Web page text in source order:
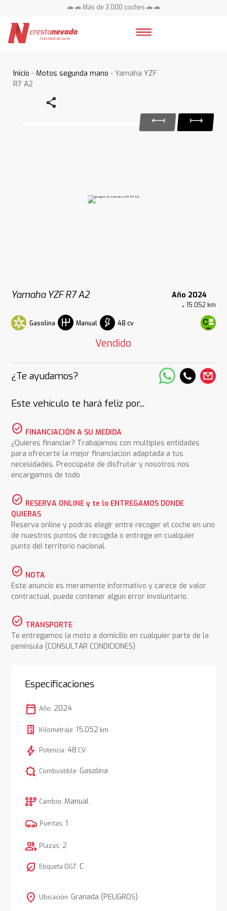
🚗 🚗 Más de 3.000 coches 🚗 🚗
Inicio -Motos segunda mano - Yamaha YZF
R7 A2
Share
Yamaha YZF R7 A2 Año 2024
15.052 km
Gasolina Manual 48 cv
Vendido
¿Te ayudamos?
Este vehículo te hará feliz por...
check_circle FINANCIACIÓN A SU MEDIDA
¿Quieres financiar? Trabajamos con multiples entidades
para ofrecerte la mejor financiación adaptada a tus
necesidades. Preocúpate de disfrutar y nosotros nos
encargamos de todo
check_circle RESERVA ONLINE y te lo ENTREGAMOS DONDE
QUIERAS
Reserva online y podrás elegir entre recoger el coche en uno
de nuestros puntos de recogida o entrega en cualquier
punto del territorio nacional.
check_circle NOTA
Este anuncio es meramente informativo y carece de valor
contractual, puede contener algún error involuntario.
check_circle TRANSPORTE
Te entregamos la moto a domicilio en cualquier parte de la
península (CONSULTAR CONDICIONES)
Especificaciones
calendar_today Año: 2024
Kilometraje: 15.052 km
bolt Potencia: 48 CV
comic_bubble Combustible: Gasolina
auto_transmission Cambio: Manual
Puertas: 1
group Plazas: 2
nest_eco_leaf Etiqueta DGT: C
location_on Ubicación: Granada (PELIGROS)